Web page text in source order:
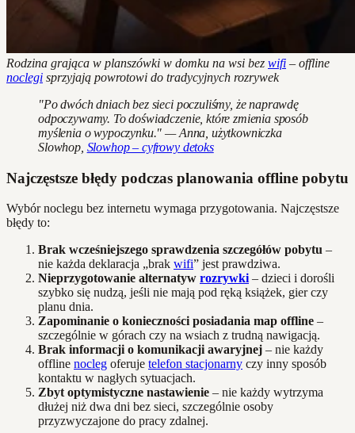
Rodzina grająca w planszówki w domku na wsi bez wifi – offline
noclegi sprzyjają powrotowi do tradycyjnych rozrywek
"Po dwóch dniach bez sieci poczuliśmy, że naprawdę
odpoczywamy. To doświadczenie, które zmienia sposób
myślenia o wypoczynku." — Anna, użytkowniczka
Slowhop, Slowhop – cyfrowy detoks
Najczęstsze błędy podczas planowania offline pobytu
Wybór noclegu bez internetu wymaga przygotowania. Najczęstsze
błędy to:
Brak wcześniejszego sprawdzenia szczegółów pobytu –
nie każda deklaracja „brak wifi” jest prawdziwa.
Nieprzygotowanie alternatyw rozrywki – dzieci i dorośli
szybko się nudzą, jeśli nie mają pod ręką książek, gier czy
planu dnia.
Zapominanie o konieczności posiadania map offline –
szczególnie w górach czy na wsiach z trudną nawigacją.
Brak informacji o komunikacji awaryjnej – nie każdy
offline nocleg oferuje telefon stacjonarny czy inny sposób
kontaktu w nagłych sytuacjach.
Zbyt optymistyczne nastawienie – nie każdy wytrzyma
dłużej niż dwa dni bez sieci, szczególnie osoby
przyzwyczajone do pracy zdalnej.